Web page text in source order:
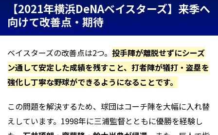
【2021年横浜DeNAベイスターズ】来季へ
向けて改善点・期待
ベイスターズの改善点は2つ。 投手陣が離脱せずにシーズ
ン通して安定した成績を残すこと、打者陣が犠打・盗塁を
強化し丁寧な野球ができるようになることです。
この問題を解決するため、球団はコーチ陣を大幅に入れ替
えしています。1998年に三浦監督とともに優勝を経験し